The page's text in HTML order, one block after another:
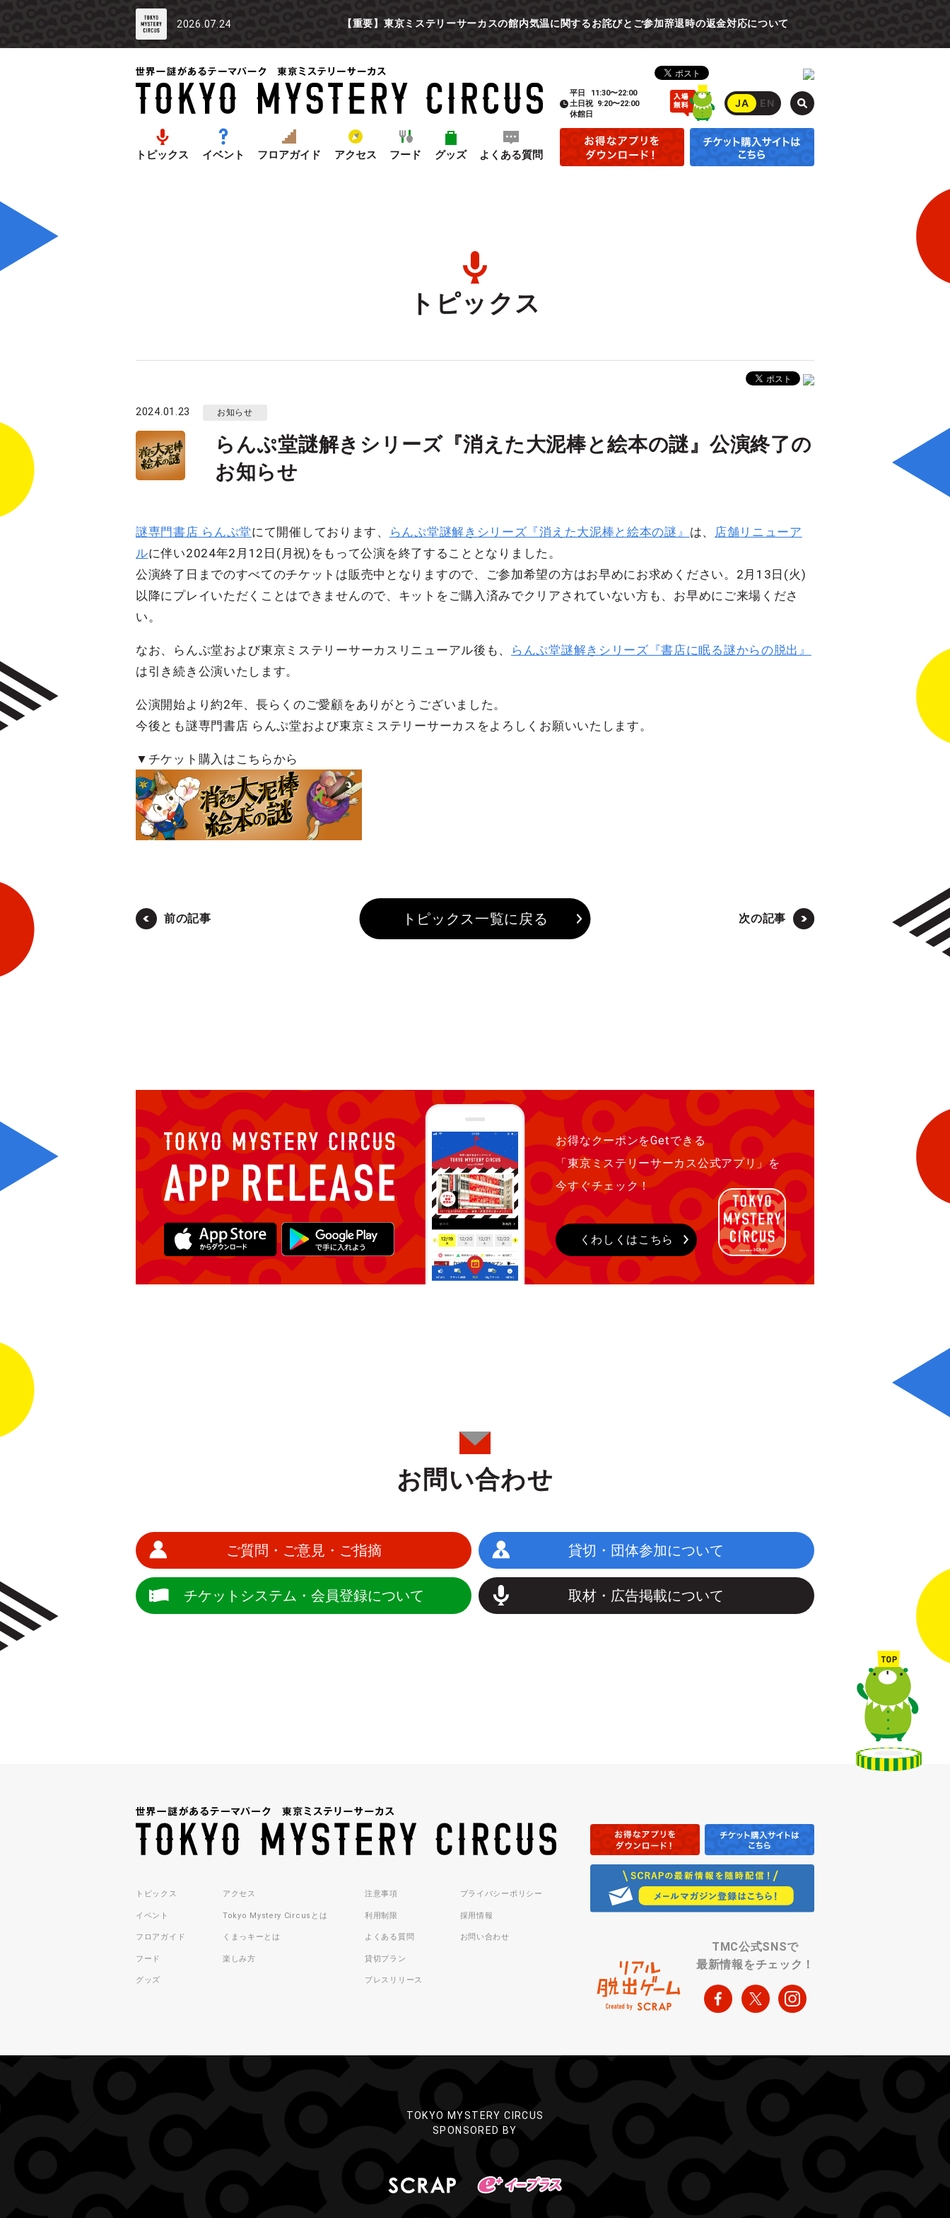
2026.07.24 【重要】東京ミステリーサーカスの館内気温に関するお詫びとご参加辞退時の返金対応について
トピックス イベント フロアガイド アクセス フード グッズ よくある質問
平日
11:30〜22:00
土日祝 9:20〜22:00
休館日
JA EN
トピックス
2024.01.23 お知らせ
らんぷ堂謎解きシリーズ『消えた大泥棒と絵本の謎』公演終了の
お知らせ
謎専門書店 らんぷ堂にて開催しております、 らんぷ堂謎解きシリーズ『消えた大泥棒と絵本の謎』 は、
店舗リニューア
ルに伴い2024年2月12日(月祝)をもって公演を終了することとなりました。
公演終了日までのすべてのチケットは販売中となりますので、ご参加希望の方はお早めにお求めください。2月13日(火)
以降にプレイいただくことはできませんので、キットをご購入済みでクリアされていない方も、お早めにご来場くださ
い。
なお、らんぷ堂および東京ミステリーサーカスリニューアル後も、
らんぷ堂謎解きシリーズ『書店に眠る謎からの脱出』
は引き続き公演いたします。
公演開始より約2年、長らくのご愛顧をありがとうございました。
今後とも謎専門書店 らんぷ堂および東京ミステリーサーカスをよろしくお願いいたします。
▼チケット購入はこちらから
前の記事 次の記事
トピックス一覧に戻る
お得なクーポンをGetできる
「東京ミステリーサーカス公式アプリ」を
今すぐチェック！
くわしくはこちら
お問い合わせ
ご質問・ご意見・ご指摘 貸切・団体参加について
チケットシステム・会員登録について 取材・広告掲載について
トピックス
イベント
フロアガイド
フード
グッズ
アクセス
Tokyo Mystery Circusとは
くまっキーとは
楽しみ方
注意事項
利用制限
よくある質問
貸切プラン
プレスリリース
プライバシーポリシー
採用情報
お問い合わせ
TMC公式SNSで
最新情報をチェック！
TOKYO MYSTERY CIRCUS
SPONSORED BY